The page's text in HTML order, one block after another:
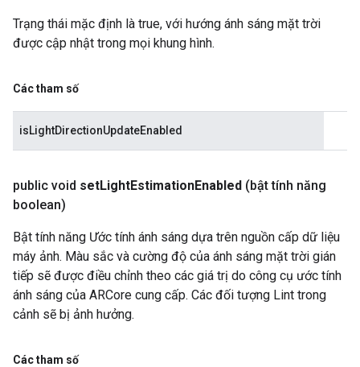
Trạng thái mặc định là true, với hướng ánh sáng mặt trời
được cập nhật trong mọi khung hình.
Các tham số
isLightDirectionUpdateEnabled
public void setLightEstimationEnabled (bật tính năng
boolean)
Bật tính năng Ước tính ánh sáng dựa trên nguồn cấp dữ liệu
máy ảnh. Màu sắc và cường độ của ánh sáng mặt trời gián
tiếp sẽ được điều chỉnh theo các giá trị do công cụ ước tính
ánh sáng của ARCore cung cấp. Các đối tượng Lint trong
cảnh sẽ bị ảnh hưởng.
Các tham số